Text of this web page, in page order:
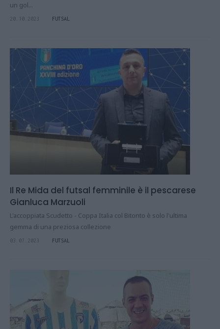
un gol...
20.10.2023 FUTSAL
Il Re Mida del futsal femminile è il pescarese
Gianluca Marzuoli
L'accoppiata Scudetto - Coppa Italia col Bitonto è solo l'ultima
gemma di una preziosa collezione
03.07.2023 FUTSAL